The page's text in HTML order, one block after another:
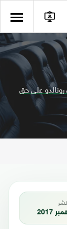
على حق